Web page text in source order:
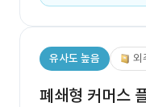
유사도 높음 외
폐쇄형 커머스